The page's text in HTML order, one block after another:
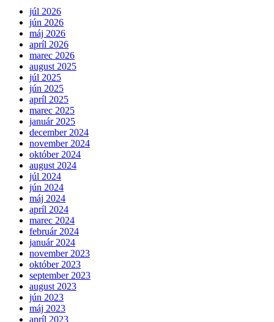
júl 2026
jún 2026
máj 2026
apríl 2026
marec 2026
august 2025
júl 2025
jún 2025
apríl 2025
marec 2025
január 2025
december 2024
november 2024
október 2024
august 2024
júl 2024
jún 2024
máj 2024
apríl 2024
marec 2024
február 2024
január 2024
november 2023
október 2023
september 2023
august 2023
jún 2023
máj 2023
apríl 2023